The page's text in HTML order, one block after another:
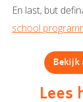
En last, but
school
Bekijk
Lees